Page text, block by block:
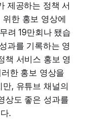
제공하는 정책 서
한 홍보 영상에
려 19만회나 됐습
과를 기록하는 영
책 서비스 홍보 영
한 홍보 영상을
, 유튜브 채널의
상도 좋은 성과를
.